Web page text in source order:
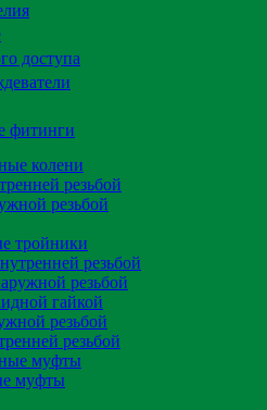
доступа
фитинги
колени
резьбой
резьбой
тройники
резьбой
резьбой
гайкой
резьбой
резьбой
муфты
муфты